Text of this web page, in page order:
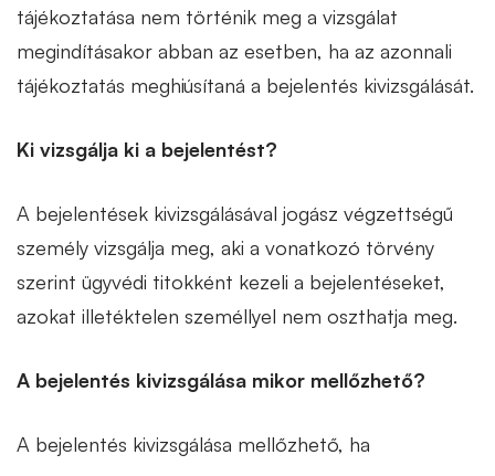
tájékoztatása nem történik meg a vizsgálat
megindításakor abban az esetben, ha az azonnali
tájékoztatás meghiúsítaná a bejelentés kivizsgálását.
Ki vizsgálja ki a bejelentést?
A bejelentések kivizsgálásával jogász végzettségű
személy vizsgálja meg, aki a vonatkozó törvény
szerint ügyvédi titokként kezeli a bejelentéseket,
azokat illetéktelen személlyel nem oszthatja meg.
A bejelentés kivizsgálása mikor mellőzhető?
A bejelentés kivizsgálása mellőzhető, ha